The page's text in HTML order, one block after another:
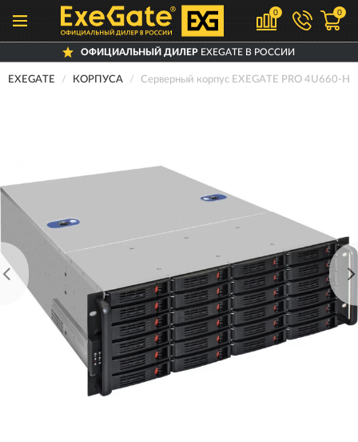
0 0
ОФИЦИАЛЬНЫЙ ДИЛЕРEXEGATE В РОССИИ
EXEGATE КОРПУСА Серверный корпус EXEGATE PRO 4U660-